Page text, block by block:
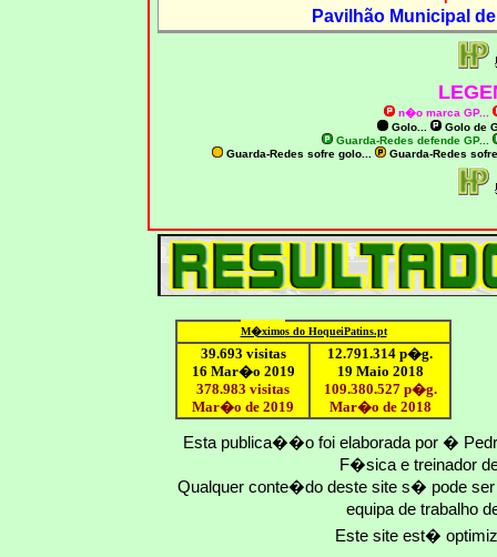
Pavilhão Municipal
n�o marca GP...
Golo...
Golo de
Guarda-Redes defende GP...
Guarda-Redes sofre golo...
Guarda-Redes
M�ximos do HoqueiPatins.pt
39.693 visitas
16 Mar�o 2019
378.983 visitas
Mar�o de 2019
12.791.314 p�g.
19 Maio 2018
109.380.527p�g.
Mar�o de 2018
Esta publica��o foi elaborada por �
F�sica e treinador
Qualquer conte�do deste site s� pode
equipa de trabalho
Este site est�